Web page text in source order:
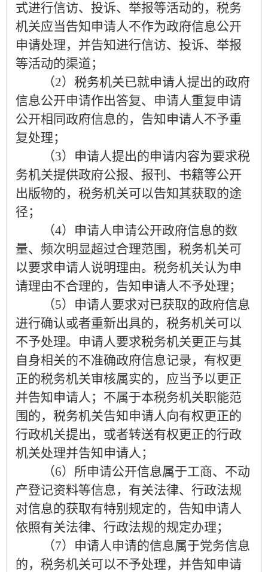
式进行信访、投诉、举报等活动的，税务
机关应当告知申请人不作为政府信息公开
申请处理，并告知进行信访、投诉、举报
等活动的渠道；
（2）税务机关已就申请人提出的政府
信息公开申请作出答复、申请人重复申请
公开相同政府信息的，告知申请人不予重
复处理；
（3）申请人提出的申请内容为要求税
务机关提供政府公报、报刊、书籍等公开
出版物的，税务机关可以告知其获取的途
径；
（4）申请人申请公开政府信息的数
量、频次明显超过合理范围，税务机关可
以要求申请人说明理由。税务机关认为申
请理由不合理的，告知申请人不予处理；
（5）申请人要求对已获取的政府信息
进行确认或者重新出具的，税务机关可以
不予处理。申请人要求税务机关更正与其
自身相关的不准确政府信息记录， 有权更
正的税务机关审核属实的，应当予以更正
并告知申请人；不属于本税务机关职能范
围的，税务机关告知申请人向有权更正的
行政机关提出，或者转送有权更正的行政
机关处理并告知申请人；
（6）所申请公开信息属于工商、不动
产登记资料等信息，有关法律、行政法规
对信息的获取有特别规定的，告知申请人
依照有关法律、行政法规的规定办理；
（7）申请人申请的信息属于党务信息
的，税务机关可以不予处理，并告知申请